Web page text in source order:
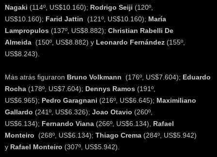
Nagaki (114º, US$10.160); Rodrigo Seiji (120º,
US$10.160); Farid Jattin (121º, US$10.160); María
Lampropulos (137º, US$8.882); Christian Rabelli De
Almeida (150º, US$8.882) y Leonardo Fernández (155º,
US$8.243).
Más atrás figuraron Bruno Volkmann (176º, US$7.604); Eduardo
Rocha (178º, US$7.604); Dennys Ramos (191º,
US$6.965); Pedro Garagnani (216º, US$6.645); Maximiliano
Gallardo (241º, US$6.326); Joao Otavio (260º,
US$6.134); Fernando Viana (266º, US$6.134), Rafael
Monteiro (268º, US$6.134); Thiago Crema (284º, US$5.942)
y Rafael Monteiro (307º, US$5.942).